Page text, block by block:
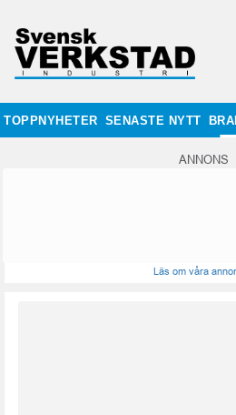
TOPPNYHETER SENASTE NYTT
ANNONS
Läs om våra